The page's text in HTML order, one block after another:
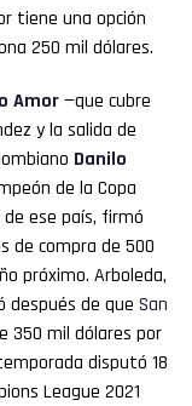
tiene una opción
250 mil dólares.
Amor—que cubre
y la salida de
Danilo
de la Copa
ese país, firmó
de compra de 500
próximo. Arboleda,
después de que San
350 mil dólares por
disputó 18
League 2021